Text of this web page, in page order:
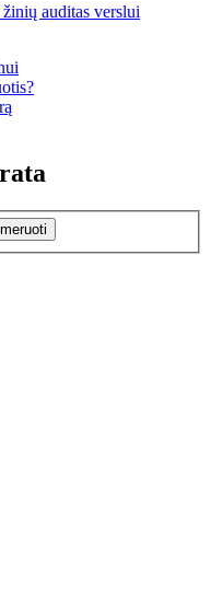
auditas verslui